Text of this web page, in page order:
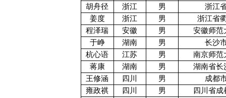
胡舟径
浙江 男
浙江
姜度
浙江 男
浙江省
程泽瑞
安徽 男
安徽师范
于峥
湖南 男
长沙
杭心语
江苏 男
南京师范
蒋康
湖南 男
湖南省长
王修涵
四川 男
成都
雍政祺
四川 男
四川省